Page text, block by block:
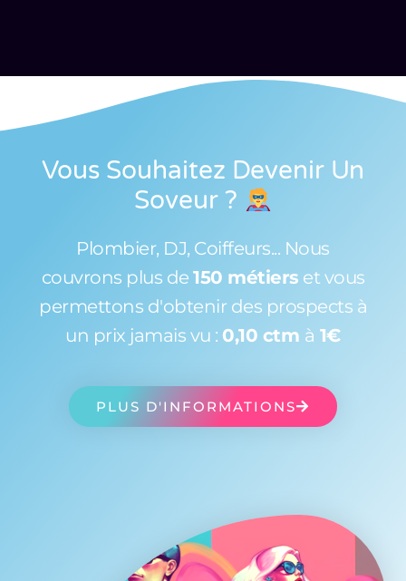
Vous Souhaitez Devenir Un
Soveur ?
Plombier, DJ, Coiffeurs... Nous
couvrons plus de 150 métiers et vous
permettons d'obtenir des prospects à
un prix jamais vu : 0,10 ctm à 1€
PLUS D'INFORMATIONS